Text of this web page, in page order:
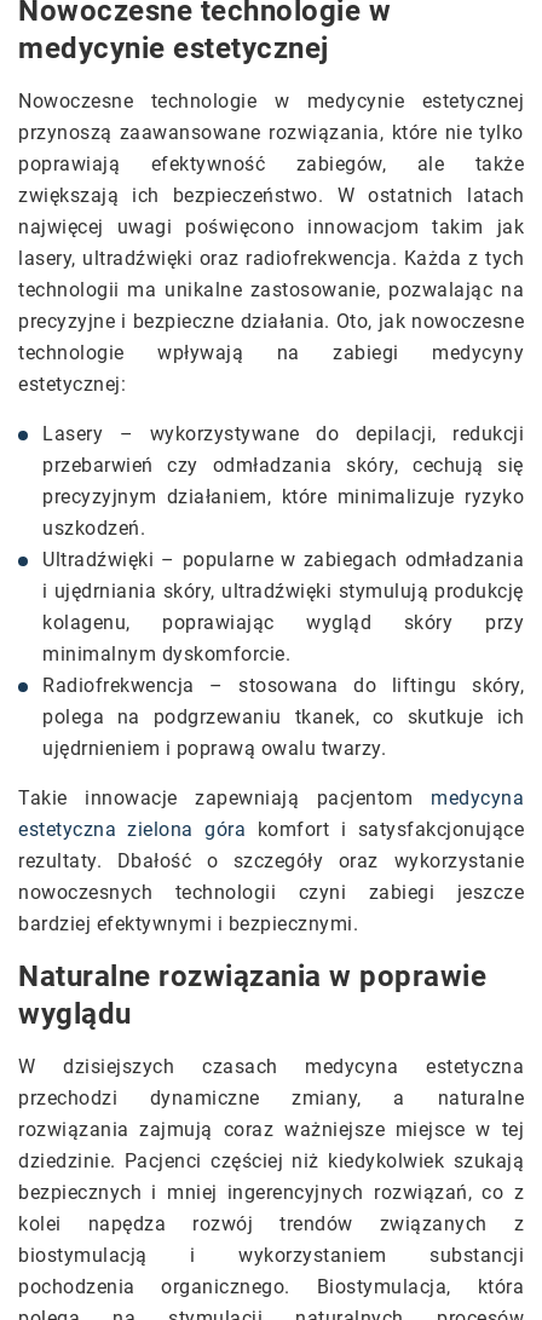
Nowoczesne technologie w
medycynie estetycznej
Nowoczesne technologie w medycynie estetycznej
przynoszą zaawansowane rozwiązania, które nie tylko
poprawiają efektywność zabiegów, ale także
zwiększają ich bezpieczeństwo. W ostatnich latach
najwięcej uwagi poświęcono innowacjom takim jak
lasery, ultradźwięki oraz radiofrekwencja. Każda z tych
technologii ma unikalne zastosowanie, pozwalając na
precyzyjne i bezpieczne działania. Oto, jak nowoczesne
technologie wpływają na zabiegi medycyny
estetycznej:
Lasery – wykorzystywane do depilacji, redukcji
przebarwień czy odmładzania skóry, cechują się
precyzyjnym działaniem, które minimalizuje ryzyko
uszkodzeń.
Ultradźwięki – popularne w zabiegach odmładzania
i ujędrniania skóry, ultradźwięki stymulują produkcję
kolagenu, poprawiając wygląd skóry przy
minimalnym dyskomforcie.
Radiofrekwencja – stosowana do liftingu skóry,
polega na podgrzewaniu tkanek, co skutkuje ich
ujędrnieniem i poprawą owalu twarzy.
Takie innowacje zapewniają pacjentom medycyna
estetyczna zielona góra komfort i satysfakcjonujące
rezultaty. Dbałość o szczegóły oraz wykorzystanie
nowoczesnych technologii czyni zabiegi jeszcze
bardziej efektywnymi i bezpiecznymi.
Naturalne rozwiązania w poprawie
wyglądu
W dzisiejszych czasach medycyna estetyczna
przechodzi dynamiczne zmiany, a naturalne
rozwiązania zajmują coraz ważniejsze miejsce w tej
dziedzinie. Pacjenci częściej niż kiedykolwiek szukają
bezpiecznych i mniej ingerencyjnych rozwiązań, co z
kolei napędza rozwój trendów związanych z
biostymulacją i wykorzystaniem substancji
pochodzenia organicznego. Biostymulacja, która